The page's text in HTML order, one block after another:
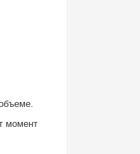
момент